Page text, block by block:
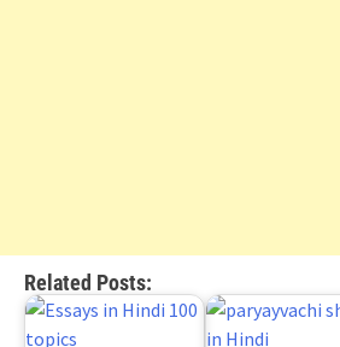
Related Posts: